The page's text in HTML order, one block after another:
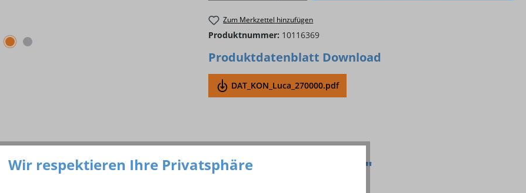
Zum Merkzettel hinzufügen
Produktnummer: 10116369
Produktdatenblatt Download
DAT_KON_Luca_270000.pdf
Sicherheitshalbschuh aus Rindleder, Gr. 38"
Wir respektieren Ihre Privatsphäre